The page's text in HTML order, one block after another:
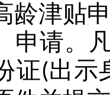
龄津贴
申请。
证(出示